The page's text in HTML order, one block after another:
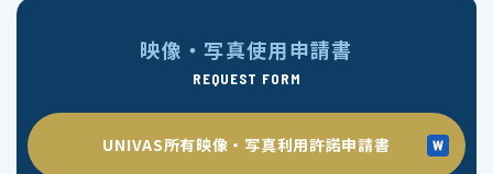
映像・写真使用申請書
REQUEST FORM
UNIVAS所有映像・写真利用許諾申請書